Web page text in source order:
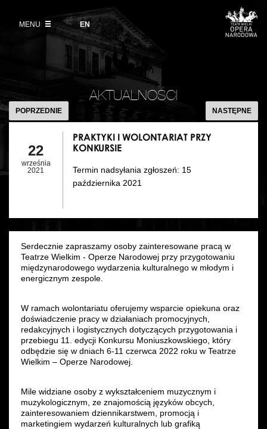
angielski
EN
MENUWystawy 2026/27
Informacje dla widzów
Zwroty biletów
Aktualności
Polski Balet Narodowy
Miejsce
Kulisy
Historia
DZIAŁALNOŚĆ
Galeria Opera
Muzeum Teatralne
Akademia Operowa
Dla mediów
Organizacja imprez
Wynajem kostiumów
Wynajem rekwizytów
Fundusze unijne
Dotacje celowe
AKTUALNOŚCI
PRZY
KONKURSIE
POPRZEDNIE NASTĘPNE
22
września
2021
PRAKTYKI I WOLONTARIAT PRZY
KONKURSIE
Termin nadsyłania zgłoszeń: 15
października 2021
Serdecznie zapraszamy osoby zainteresowane pracą w
Teatrze Wielkim - Operze Narodowej przy przygotowaniu
międzynarodowego wydarzenia kulturalnego w młodym i
energicznym zespole.
W ramach wolontariatu oferujemy wsparcie opiekuna oraz
doświadczenie pracy w działaniach promocyjnych,
redakcyjnych i logistycznych dotyczących przygotowania i
przebiegu 11. edycji Konkursu Moniuszkowskiego, który
odbędzie się w dniach 6-11 czerwca 2022 roku w Teatrze
Wielkim – Operze Narodowej.​​​
Mile widziane osoby z wykształceniem muzycznym i
muzykologicznym, ze znajomością języków obcych​​​​,
zainteresowaniem dziennikarstwem, promocją i
marketingiem wydarzeń kulturalnych lub grafiką